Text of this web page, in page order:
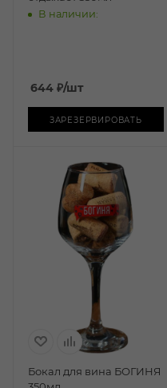
В наличии:
644 ₽/шт
ЗАРЕЗЕРВИРОВАТЬ
Бокал для вина БОГИНЯ